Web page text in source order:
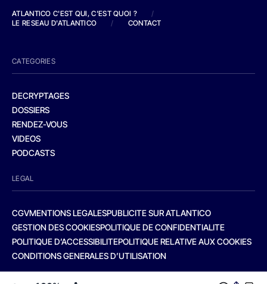
ATLANTICO C'EST QUI, C'EST QUOI ?
/
LE RESEAU D'ATLANTICO
/ CONTACT
CATEGORIES
DECRYPTAGES
DOSSIERS
RENDEZ-VOUS
VIDEOS
PODCASTS
LEGAL
CGVMENTIONS LEGALESPUBLICITE SUR ATLANTICO
GESTION DES COOKIESPOLITIQUE DE CONFIDENTIALITE
POLITIQUE D’ACCESSIBILITEPOLITIQUE RELATIVE AUX COOKIES
CONDITIONS GENERALES D’UTILISATION